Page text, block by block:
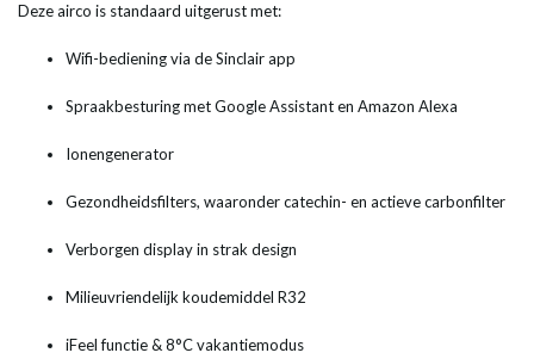
Deze airco is standaard uitgerust met:
Wifi-bediening via de Sinclair app
Spraakbesturing met Google Assistant en Amazon Alexa
Ionengenerator
Gezondheidsfilters, waaronder catechin- en actieve carbonfilter
Verborgen display in strak design
Milieuvriendelijk koudemiddel R32
iFeel functie & 8°C vakantiemodus